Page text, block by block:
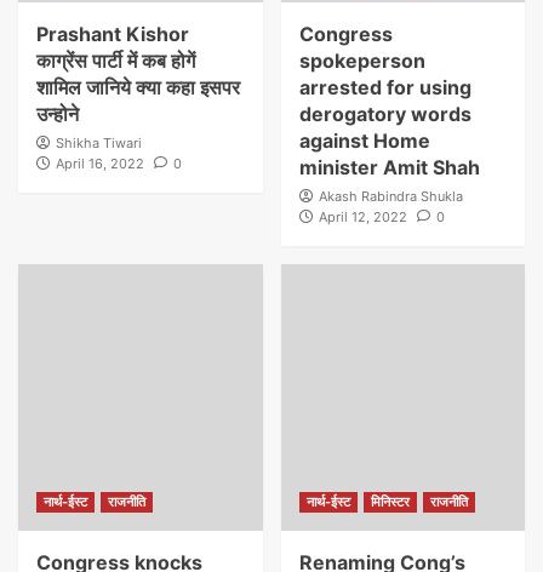
Prashant Kishor
काग्रेंस पार्टी में कब होगें
शामिल जानिये क्या कहा इसपर
उन्होने
Shikha Tiwari
April 16, 2022
0
Congress
spokeperson
arrested for using
derogatory words
against Home
minister Amit Shah
Akash Rabindra Shukla
April 12, 2022
0
नार्थ-ईस्ट राजनीति
Congress knocks
नार्थ-ईस्ट मिनिस्टर राजनीति
Renaming Cong’s